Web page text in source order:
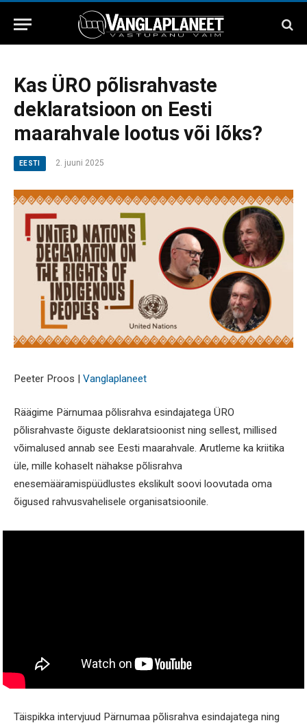
Kas ÜRO põlisrahvaste
deklaratsioon on Eesti
maarahvale lootus või lõks?
EESTI 2. juuni 2025
Peeter Proos | Vanglaplaneet
Räägime Pärnumaa põlisrahva esindajatega ÜRO
põlisrahvaste õiguste deklaratsioonist ning sellest, millised
võimalused annab see Eesti maarahvale. Arutleme ka kriitika
üle, mille kohaselt nähakse põlisrahva
enesemääramispüüdlustes ekslikult soovi loovutada oma
õigused rahvusvahelisele organisatsioonile.
Täispikka intervjuud Pärnumaa põlisrahva esindajatega ning